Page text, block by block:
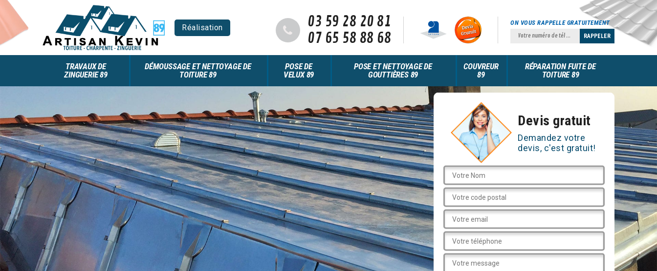
Réalisation
03 59 28 20 81
07 65 58 88 68
ON VOUS RAPPELLE GRATUITEMENT
TRAVAUX DE
ZINGUERIE 89
DÉMOUSSAGE ET NETTOYAGE DE
TOITURE 89
POSE DE
VELUX 89
POSE ET NETTOYAGE DE
GOUTTIÈRES 89
COUVREUR
89
RÉPARATION FUITE DE
TOITURE 89
Devis gratuit
Demandez votre
devis, c'est gratuit!